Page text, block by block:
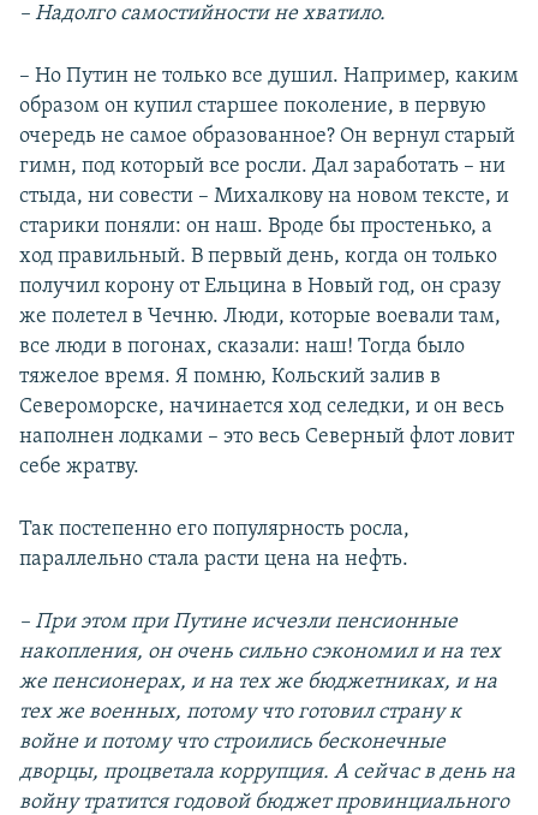
– Надолго самостийности не хватило.
– Но Путин не только все душил. Например, каким
образом он купил старшее поколение, в первую
очередь не самое образованное? Он вернул старый
гимн, под который все росли. Дал заработать – ни
стыда, ни совести – Михалкову на новом тексте, и
старики поняли: он наш. Вроде бы простенько, а
ход правильный. В первый день, когда он только
получил корону от Ельцина в Новый год, он сразу
же полетел в Чечню. Люди, которые воевали там,
все люди в погонах, сказали: наш! Тогда было
тяжелое время. Я помню, Кольский залив в
Североморске, начинается ход селедки, и он весь
наполнен лодками – это весь Северный флот ловит
себе жратву.
Так постепенно его популярность росла,
параллельно стала расти цена на нефть.
– При этом при Путине исчезли пенсионные
накопления, он очень сильно сэкономил и на тех
же пенсионерах, и на тех же бюджетниках, и на
тех же военных, потому что готовил страну к
войне и потому что строились бесконечные
дворцы, процветала коррупция. А сейчас в день на
войну тратится годовой бюджет провинциального